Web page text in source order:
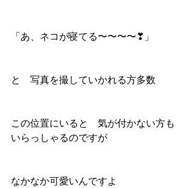
「あ、ネコが寝てる〜〜〜〜❣」
と　写真を撮していかれる方多数
この位置にいると　気が付かない方も
いらっしゃるのですが
なかなか可愛いんですよ